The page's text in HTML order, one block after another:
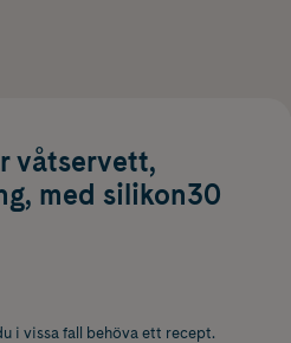
våtservett,
med silikon30
i vissa fall behöva ett recept.